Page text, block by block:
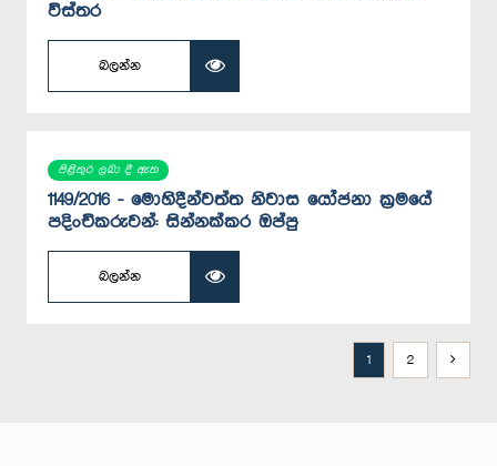
විස්තර
බලන්න
පිළිතුර ලබා දී ඇත
1149/2016 - මොහිදීන්වත්ත නිවාස යෝජනා ක්‍රමයේ
පදිංචිකරුවන්: සින්නක්කර ඔප්පු
බලන්න
1 2